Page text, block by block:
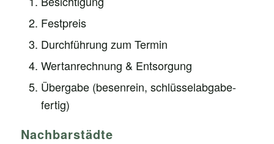
Festpreis
Durchführung zum Termin
Wertanrechnung & Entsorgung
Übergabe (besenrein, schlüsselabgabe-
fertig)
Nachbarstädte